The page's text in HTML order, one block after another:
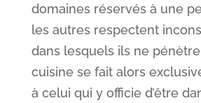
domaines réservés à une
les autres respectent
dans lesquels ils ne
cuisine se fait alors
à celui qui y officie d’être